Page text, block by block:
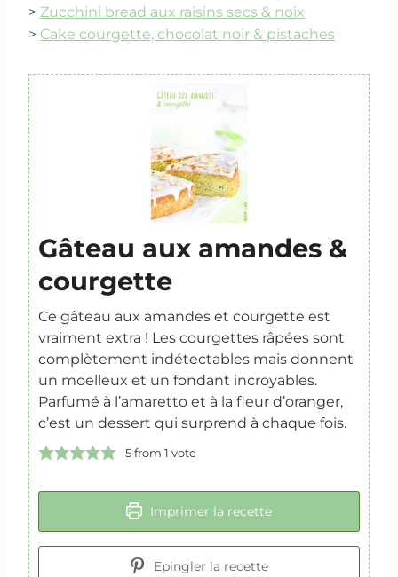
> Zucchini bread aux raisins secs & noix
> Cake courgette, chocolat noir & pistaches
Gâteau aux amandes &
courgette
Ce gâteau aux amandes et courgette est
vraiment extra ! Les courgettes râpées sont
complètement indétectables mais donnent
un moelleux et un fondant incroyables.
Parfumé à l’amaretto et à la fleur d’oranger,
c’est un dessert qui surprend à chaque fois.
5from 1 vote
Imprimer la recette
Epingler la recette